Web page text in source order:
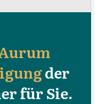
der
für Sie.